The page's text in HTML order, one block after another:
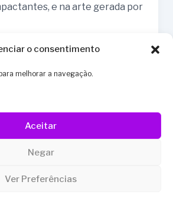
o consentimento
melhorar a navegação.
Aceitar
Negar
Ver Preferências
e na arte gerada por
YouTube